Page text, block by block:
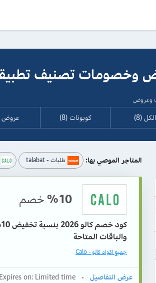
وخصومات تصنيف
الكل (8) كوبونات (8) عروض
المتاجر الموصي بها: طلبات - talabat
%10خصم
والباقات المتاحة
جميع اكواد كالو - Calo
Expires on: Limited time